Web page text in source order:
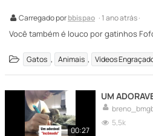
Carregado porbbispao · 1 ano atrás ·
Você também é louco por gatinhos
Gatos , Animais , Vídeos
00:27
UM
5,5k